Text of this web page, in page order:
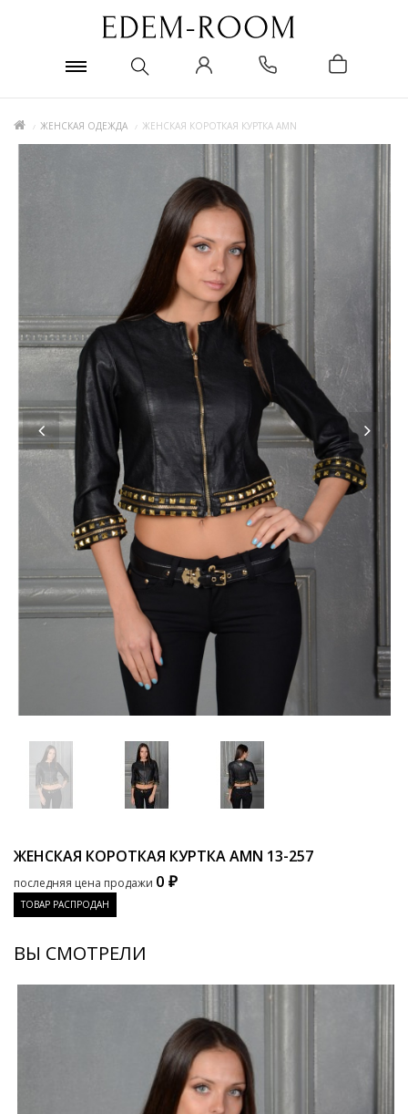
ЖЕНСКАЯ ОДЕЖДА ЖЕНСКАЯ КОРОТКАЯ КУРТКА AMN
ЖЕНСКАЯ КОРОТКАЯ КУРТКА AMN 13-257
последняя цена продажи 0 ₽
ТОВАР РАСПРОДАН
ВЫ СМОТРЕЛИ